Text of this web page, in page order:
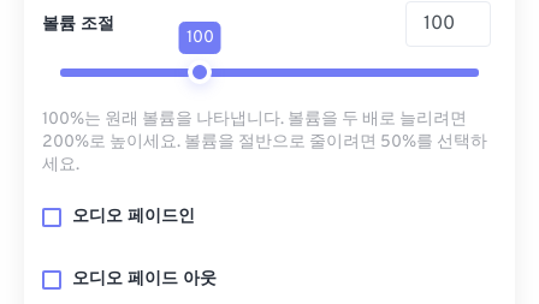
볼륨 조절
100
100%는 원래 볼륨을 나타냅니다. 볼륨을 두 배로 늘리려면
200%로 높이세요. 볼륨을 절반으로 줄이려면 50%를 선택하
세요.
오디오 페이드인
오디오 페이드 아웃